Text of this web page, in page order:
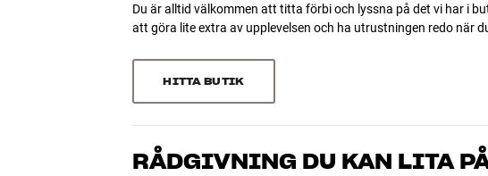
Du är alltid välkommen att titta förbi och lyssna på det vi har i
att göra lite extra av upplevelsen och ha utrustningen redo när
HITTA BUTIK
RÅDGIVNING DU KAN LITA